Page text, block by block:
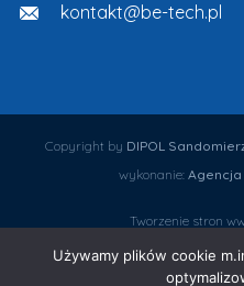
kontakt@be-tech.pl
Copyright by DIPOL
wykonanie:
Tworzenie stron
window.dataLayer =
Używamy plików cookie